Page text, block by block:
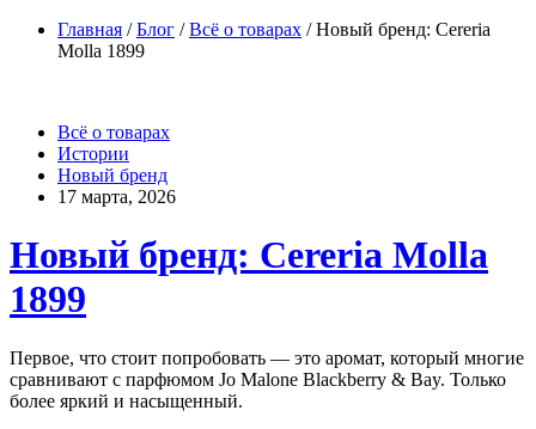
Главная /Блог /Всё о товарах /Новый бренд: Cereria
Molla 1899
Всё о товарах
Истории
Новый бренд
17 марта, 2026
Новый бренд: Cereria Molla
1899
Первое, что стоит попробовать — это аромат, который многие
сравнивают с парфюмом Jo Malone Blackberry & Bay. Только
более яркий и насыщенный.